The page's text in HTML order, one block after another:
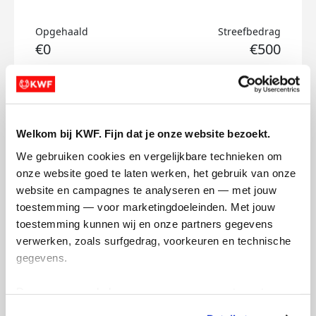
Welkom bij KWF. Fijn dat je onze website bezoekt.
We gebruiken cookies en vergelijkbare technieken om
onze website goed te laten werken, het gebruik van onze
website en campagnes te analyseren en — met jouw
toestemming — voor marketingdoeleinden. Met jouw
toestemming kunnen wij en onze partners gegevens
verwerken, zoals surfgedrag, voorkeuren en technische
gegevens.
Opgehaald
€0
Streefbedrag
€500
Doneer
Malte's badges